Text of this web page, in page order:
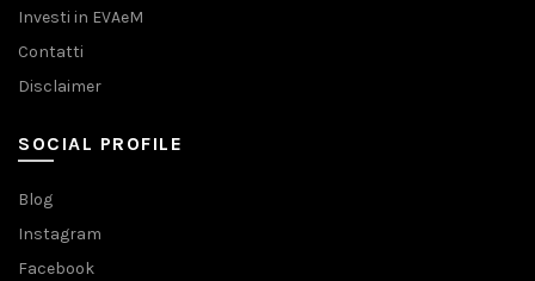
Investi in EVAeM
Contatti
Disclaimer
SOCIAL PROFILE
Blog
Instagram
Facebook